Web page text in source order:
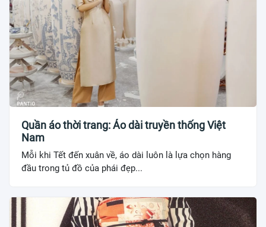
Quần áo thời trang: Áo dài truyền thống Việt
Nam
Mỗi khi Tết đến xuân về, áo dài luôn là lựa chọn hàng
đầu trong tủ đồ của phái đẹp...